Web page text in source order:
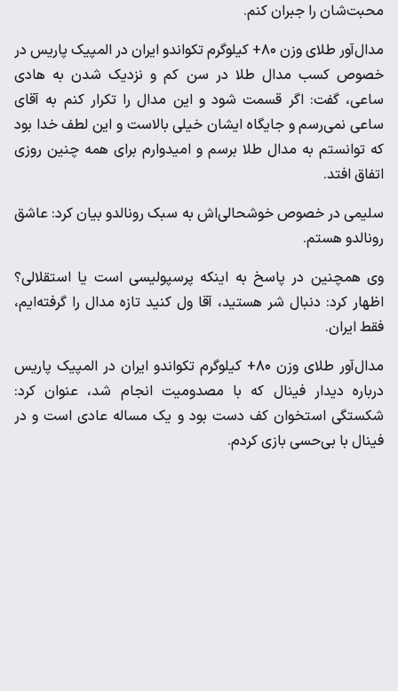
محبت‌شان را جبران کنم.
مدال‌آور طلای وزن ۸۰+ کیلوگرم تکواندو ایران در المپیک پاریس در
خصوص کسب مدال طلا در سن کم و نزدیک شدن به هادی
ساعی، گفت: اگر قسمت شود و این مدال را تکرار کنم به آقای
ساعی نمی‌رسم و جایگاه ایشان خیلی بالاست و این لطف خدا بود
که توانستم به مدال طلا برسم و امیدوارم برای همه چنین روزی
اتفاق افتد.
سلیمی در خصوص خوشحالی‌اش به سبک رونالدو بیان کرد: عاشق
رونالدو هستم.
وی همچنین در پاسخ به اینکه پرسپولیسی است یا استقلالی؟
اظهار کرد: دنبال شر هستید، آقا ول کنید تازه مدال را گرفته‌ایم،
فقط ایران.
مدال‌آور طلای وزن ۸۰+ کیلوگرم تکواندو ایران در المپیک پاریس
درباره دیدار فینال که با مصدومیت انجام شد، عنوان کرد:
شکستگی استخوان کف دست بود و یک مساله عادی است و در
فینال با بی‌حسی بازی کردم.